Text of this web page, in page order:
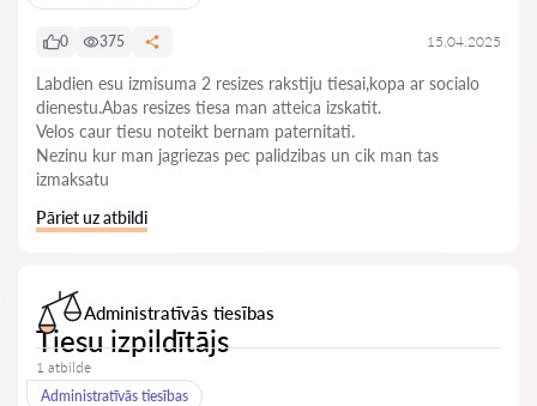
0 375 15.04.2025
Labdien esu izmisuma 2 resizes rakstiju tiesai,kopa ar socialo
dienestu.Abas resizes tiesa man atteica izskatit.
Velos caur tiesu noteikt bernam paternitati.
Nezinu kur man jagriezas pec palidzibas un cik man tas
izmaksatu
Pāriet uz atbildi
Administratīvās tiesības
Tiesu izpildītājs
1 atbilde
Administratīvās tiesības